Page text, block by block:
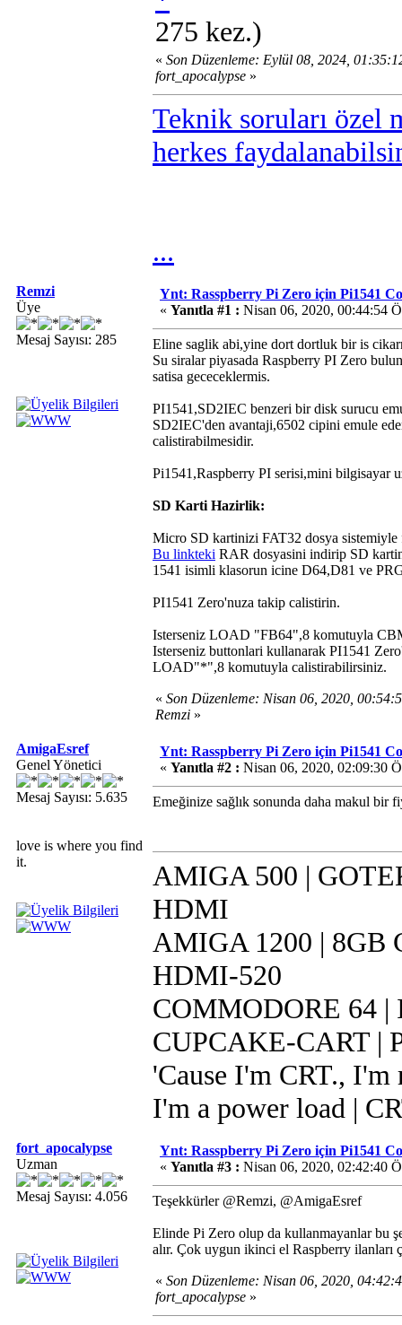
275 kez.)
« Son Düzenleme: Eylül 08, 2024,
fort_apocalypse »
Teknik soruları özel
herkes
...
Remzi
Üye
Mesaj Sayısı: 285
Ynt: Rasspberry Pi Zero için Pi1541
« Yanıtla #1 : Nisan 06, 2020, 00:44:54
Eline saglik abi,yine dort dortluk bir is
Su siralar piyasada Raspberry PI Zero
satisa gececeklermis.
PI1541,SD2IEC benzeri bir disk surucu
SD2IEC'den avantaji,6502 cipini emule
calistirabilmesidir.
Pi1541,Raspberry PI serisi,mini bilgisayar
SD Karti Hazirlik:
Micro SD kartinizi FAT32 dosya sistemiyle
Bu linkteki RAR dosyasini indirip SD
1541 isimli klasorun icine D64,D81 ve
PI1541 Zero'nuza takip calistirin.
Isterseniz LOAD "FB64",8 komutuyla
Isterseniz buttonlari kullanarak PI1541
LOAD"*",8 komutuyla calistirabilirsiniz.
« Son Düzenleme: Nisan 06, 2020,
Remzi »
AmigaEsref
Genel Yönetici
Mesaj Sayısı: 5.635
love is where you find
it.
Ynt: Rasspberry Pi Zero için Pi1541
« Yanıtla #2 : Nisan 06, 2020, 02:09:30
Emeğinize sağlık sonunda daha makul bir
AMIGA 500 |
HDMI
AMIGA 1200 | 8GB
HDMI-520
COMMODORE 64 |
CUPCAKE-CART |
'Cause I'm CRT.,
I'm a power load |
fort_apocalypse
Uzman
Mesaj Sayısı: 4.056
Ynt: Rasspberry Pi Zero için Pi1541
« Yanıtla #3 : Nisan 06, 2020, 02:42:40
Teşekkürler @Remzi, @AmigaEsref
Elinde Pi Zero olup da kullanmayanlar bu
alır. Çok uygun ikinci el Raspberry ilanları
« Son Düzenleme: Nisan 06, 2020,
fort_apocalypse »